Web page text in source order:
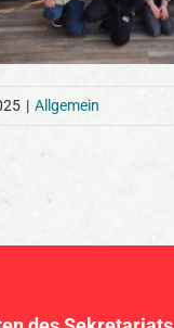
| Allgemein